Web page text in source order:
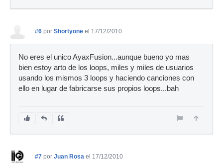
#6 por Shortyone el 17/12/2010
No eres el unico AyaxFusion...aunque bueno yo mas
bien estoy arto de los loops, miles y miles de usuarios
usando los mismos 3 loops y haciendo canciones con
ello en lugar de fabricarse sus propios loops...bah
#7 por Juan Rosa el 17/12/2010